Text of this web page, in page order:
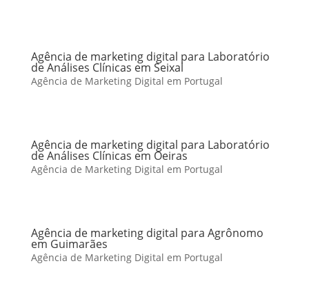
Agência de marketing digital para Laboratório
de Análises Clínicas em Seixal
Agência de Marketing Digital em Portugal
Agência de marketing digital para Laboratório
de Análises Clínicas em Oeiras
Agência de Marketing Digital em Portugal
Agência de marketing digital para Agrônomo
em Guimarães
Agência de Marketing Digital em Portugal